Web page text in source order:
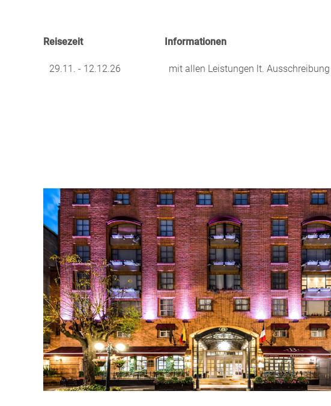
Reisezeit Informationen
29.11. - 12.12.26 mit allen Leistungen lt. Ausschreibung